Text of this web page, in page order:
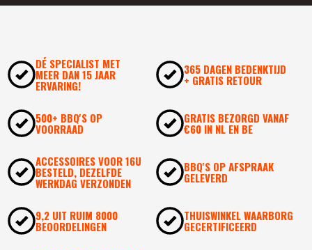
DÉ SPECIALIST MET
MEER DAN 15 JAAR
ERVARING!
365 DAGEN BEDENKTIJD
+ GRATIS RETOUR
500+ BBQ'S OP
VOORRAAD
GRATIS BEZORGD VANAF
€60 IN NL EN BE
ACCESSOIRES VOOR 16U
BESTELD, DEZELFDE
WERKDAG VERZONDEN
BBQ'S OP AFSPRAAK
GELEVERD
9,2 UIT RUIM 8000
BEOORDELINGEN
THUISWINKEL WAARBORG
GECERTIFICEERD